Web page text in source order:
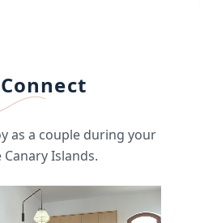
as a couple during your
Islands.